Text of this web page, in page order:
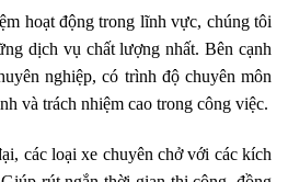
hoạt động trong lĩnh vực, chúng tôi
dịch vụ chất lượng nhất. Bên cạnh
nghiệp, có trình độ chuyên môn
và trách nhiệm cao trong công việc.
các loại xe chuyên chở với các kích